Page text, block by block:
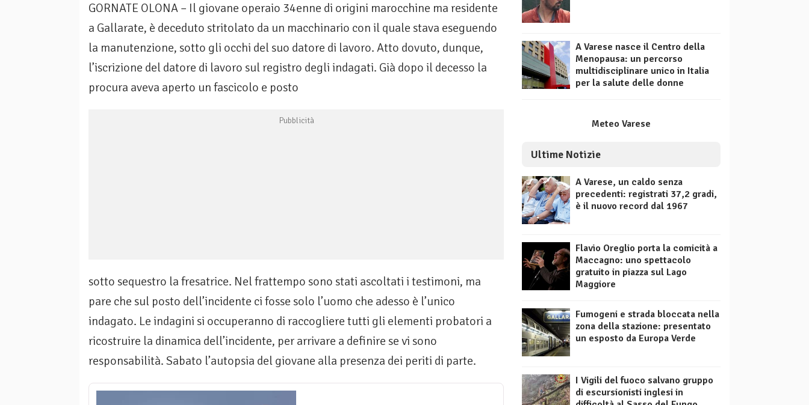
GORNATE OLONA – Il giovane operaio 34enne di origini marocchine ma residente
a Gallarate, è deceduto stritolato da un macchinario con il quale stava eseguendo
la manutenzione, sotto gli occhi del suo datore di lavoro. Atto dovuto, dunque,
l’iscrizione del datore di lavoro sul registro degli indagati. Già dopo il decesso la
procura aveva aperto un fascicolo e posto
sotto sequestro la fresatrice. Nel frattempo sono stati ascoltati i testimoni, ma
pare che sul posto dell’incidente ci fosse solo l’uomo che adesso è l’unico
indagato. Le indagini si occuperanno di raccogliere tutti gli elementi probatori a
ricostruire la dinamica dell’incidente, per arrivare a definire se vi sono
responsabilità. Sabato l’autopsia del giovane alla presenza dei periti di parte.
A Varese nasce il Centro della
Menopausa: un percorso
multidisciplinare unico in Italia
per la salute delle donne
Meteo Varese
Ultime Notizie
A Varese, un caldo senza
precedenti: registrati 37,2 gradi,
è il nuovo record dal 1967
Flavio Oreglio porta la comicità a
Maccagno: uno spettacolo
gratuito in piazza sul Lago
Maggiore
Fumogeni e strada bloccata nella
zona della stazione: presentato
un esposto da Europa Verde
I Vigili del fuoco salvano gruppo
di escursionisti inglesi in